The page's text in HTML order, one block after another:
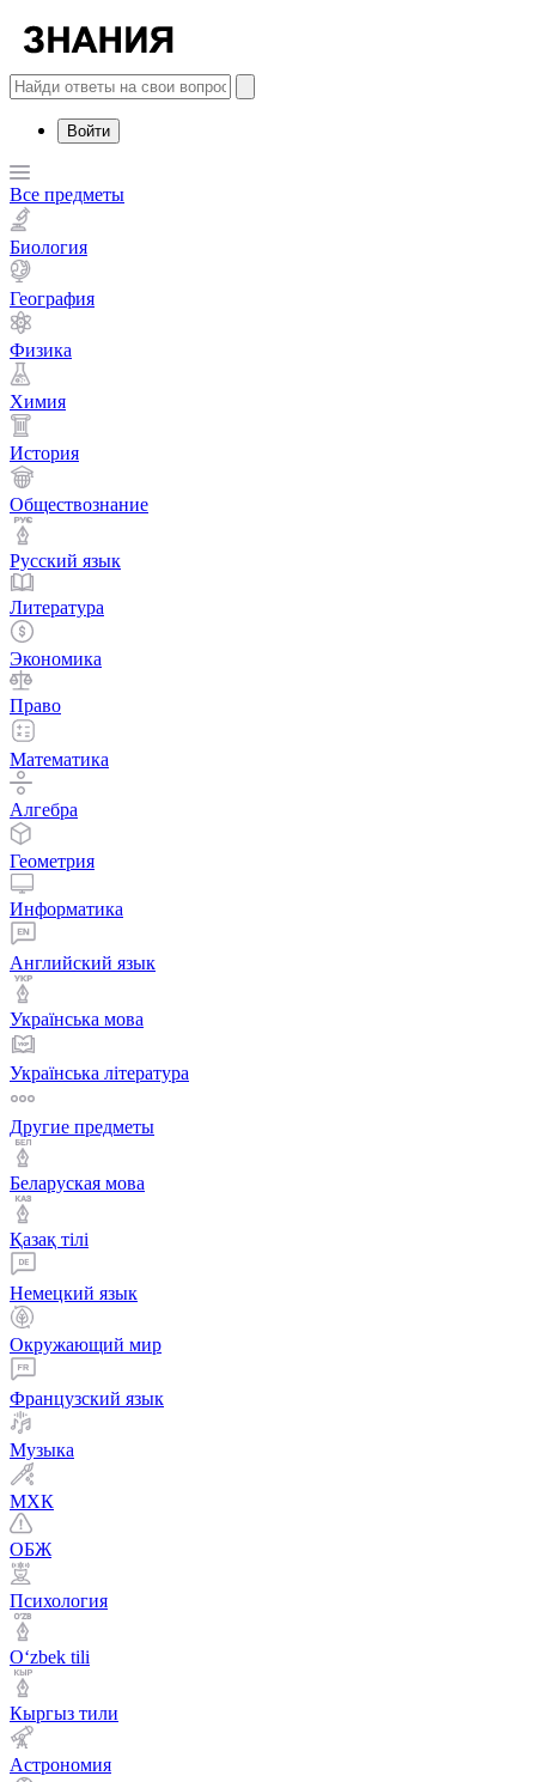
Войти
Все предметы
Биология
География
Физика
Химия
История
Обществознание
Русский язык
Литература
Экономика
Право
Математика
Алгебра
Геометрия
Информатика
Английский язык
Українська мова
Українська література
Другие предметы
Беларуская мова
Қазақ тiлi
Немецкий язык
Окружающий мир
Французский язык
Музыка
МХК
ОБЖ
Психология
Оʻzbek tili
Кыргыз тили
Астрономия